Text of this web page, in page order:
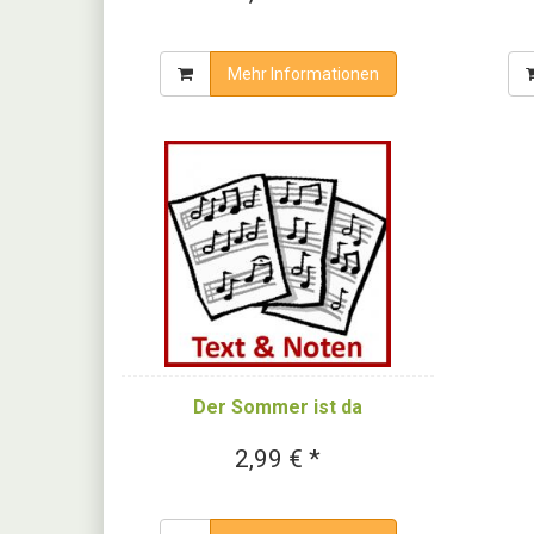
Mehr Informationen
Der Sommer ist da
2,99 € *